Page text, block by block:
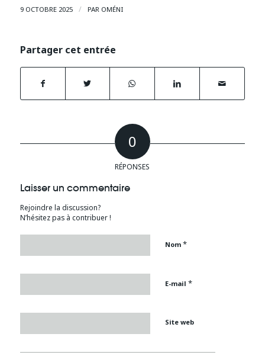
9 OCTOBRE 2025 / PAR OMÉNI
Partager cet entrée
0
RÉPONSES
Laisser un commentaire
Rejoindre la discussion?
N’hésitez pas à contribuer !
Nom *
E-mail *
Site web